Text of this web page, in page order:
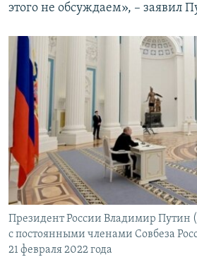
этого не обсуждаем», – заявил
Президент России Владимир Путин
с постоянными членами Совбеза
21 февраля 2022 года